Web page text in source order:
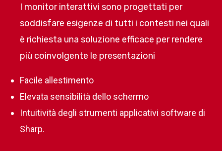
I monitor interattivi sono progettati per
soddisfare esigenze di tutti i contesti nei quali
è richiesta una soluzione efficace per rendere
più coinvolgente le presentazioni
Facile allestimento
Elevata sensibilità dello schermo
Intuitività degli strumenti applicativi software di
Sharp.